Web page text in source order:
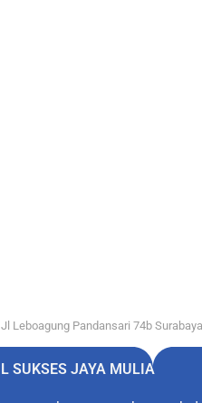
Leboagung Pandansari 74b Surabaya
SUKSES JAYA MULIA